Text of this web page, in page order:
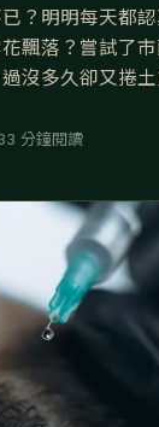
？明明每天都
飄落？嘗試了
沒多久卻又捲土
分鐘閱讀